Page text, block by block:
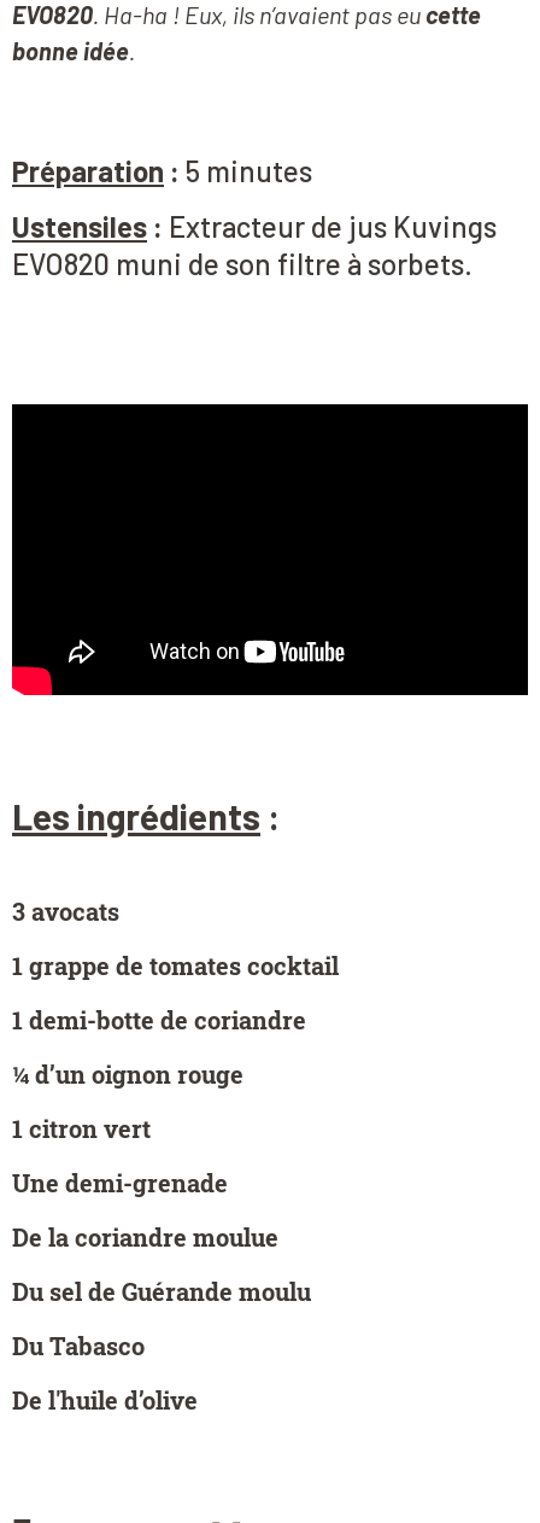
EVO820 . Ha-ha ! Eux, ils n’avaient pas eu cette
bonne idée
Préparation : 5 minutes
Ustensiles : Extracteur de jus Kuvings
EVO820 muni de son filtre à sorbets.
Les ingrédients :
3 avocats
1 grappe de tomates cocktail
1 demi-botte de coriandre
¼ d’un oignon rouge
1 citron vert
Une demi-grenade
De la coriandre moulue
Du sel de Guérande moulu
Du Tabasco
De l'huile d’olive